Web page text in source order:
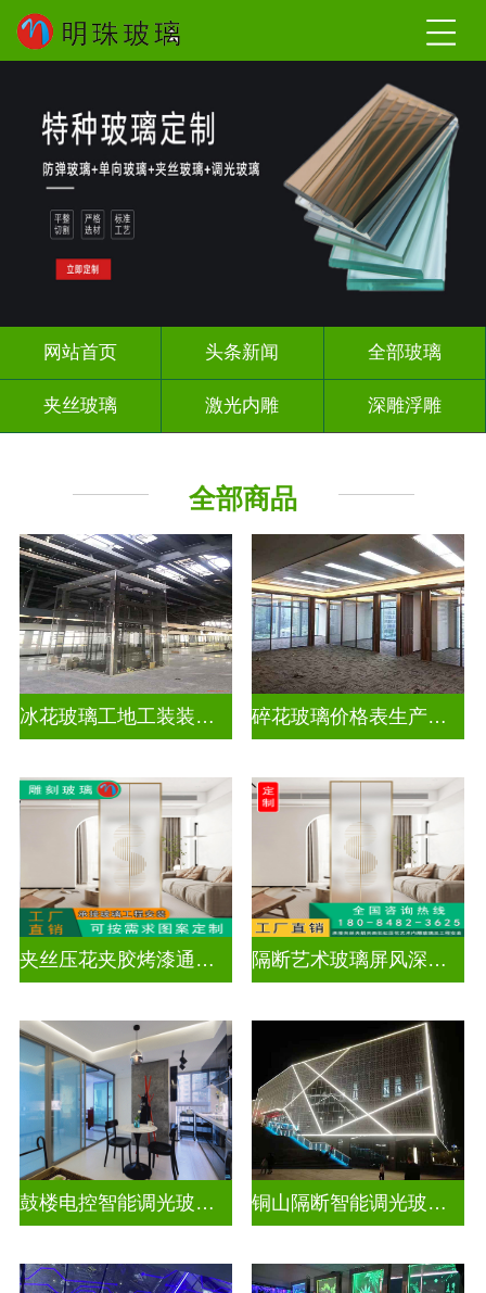
网站首页 头条新闻 全部玻璃
夹丝玻璃 激光内雕 深雕浮雕
千 层 镜
全部商品
冰花玻璃工地工装装饰玻璃 碎花玻璃价格表生产电话
夹丝压花夹胶烤漆通电深雕浮雕玻璃 隔断艺术玻璃屏风深雕浮雕玻璃
鼓楼电控智能调光玻璃安装方法 铜山隔断智能调光玻璃安装电话